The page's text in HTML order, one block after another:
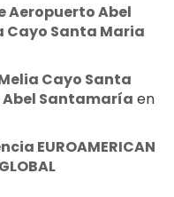
Aeropuerto Abel
Santa Maria
Cayo Santa
Santamaría en
EUROAMERICAN